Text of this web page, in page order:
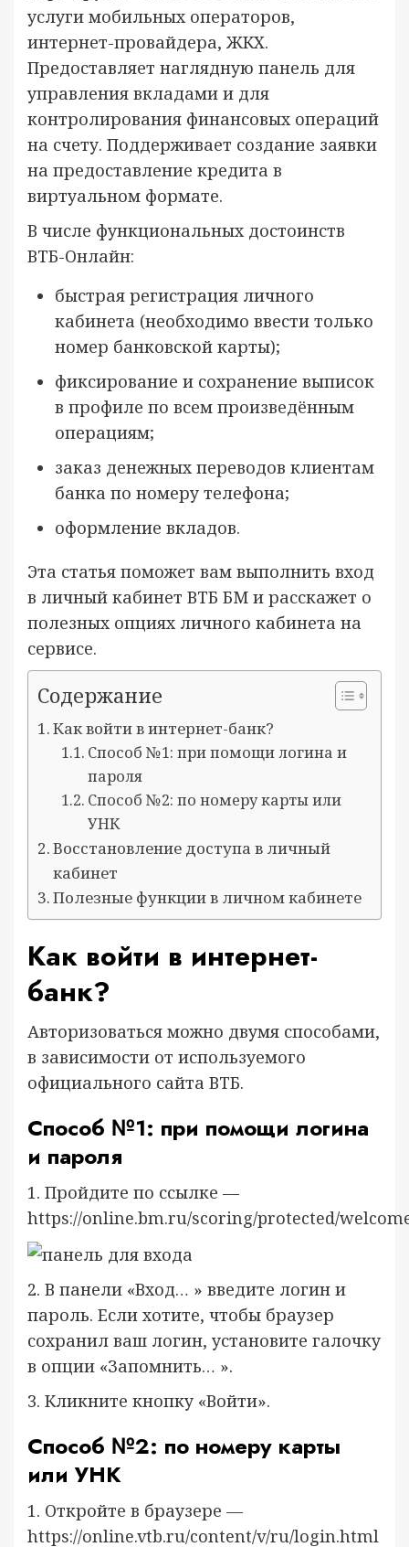
услуги мобильных операторов,
интернет-провайдера, ЖКХ.
Предоставляет наглядную панель для
управления вкладами и для
контролирования финансовых операций
на счету. Поддерживает создание заявки
на предоставление кредита в
виртуальном формате.
В числе функциональных достоинств
ВТБ-Онлайн:
быстрая регистрация личного
кабинета (необходимо ввести только
номер банковской карты);
фиксирование и сохранение выписок
в профиле по всем произведённым
операциям;
заказ денежных переводов клиентам
банка по номеру телефона;
оформление вкладов.
Эта статья поможет вам выполнить вход
в личный кабинет ВТБ БМ и расскажет о
полезных опциях личного кабинета на
сервисе.
Содержание
Как войти в интернет-банк?
Способ №1: при помощи логина и
пароля
Способ №2: по номеру карты или
УНК
Восстановление доступа в личный
кабинет
Полезные функции в личном кабинете
Как войти в интернет-
банк?
Авторизоваться можно двумя способами,
в зависимости от используемого
официального сайта ВТБ.
Способ №1: при помощи логина
и пароля
1. Пройдите по ссылке —
https://online.bm.ru/scoring/protected/
2. В панели «Вход… » введите логин и
пароль. Если хотите, чтобы браузер
сохранил ваш логин, установите галочку
в опции «Запомнить… ».
3. Кликните кнопку «Войти».
Способ №2: по номеру карты
или УНК
1. Откройте в браузере —
https://online.vtb.ru/content/v/ru/login.html